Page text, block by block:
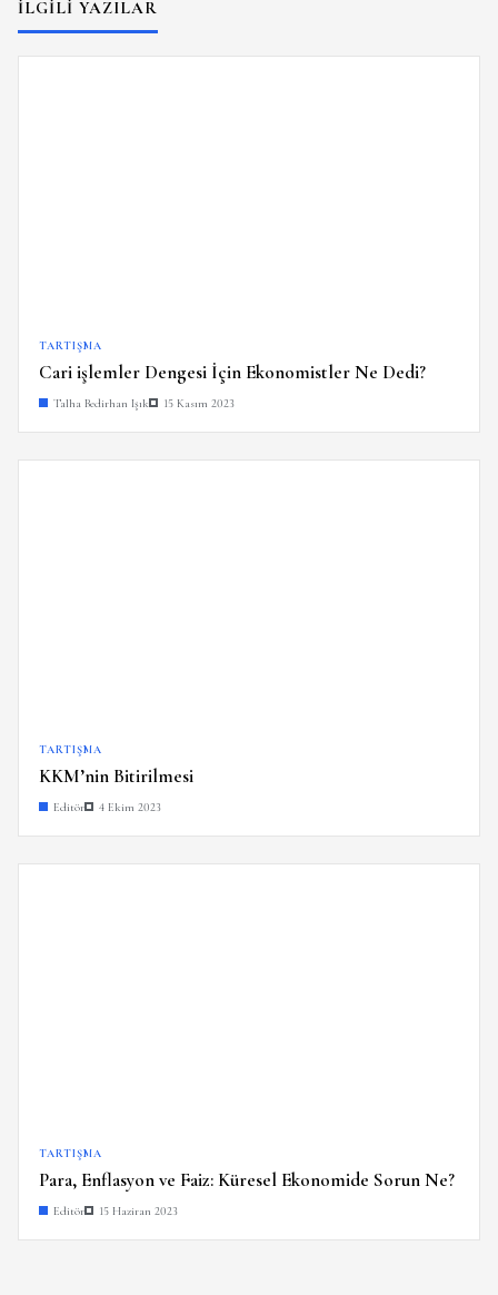
İLGILI YAZILAR
TARTIŞMA
Cari işlemler Dengesi İçin Ekonomistler Ne Dedi?
Talha Bedirhan Işık 15 Kasım 2023
TARTIŞMA
KKM’nin Bitirilmesi
Editör 4 Ekim 2023
TARTIŞMA
Para, Enflasyon ve Faiz: Küresel Ekonomide Sorun Ne?
Editör 15 Haziran 2023